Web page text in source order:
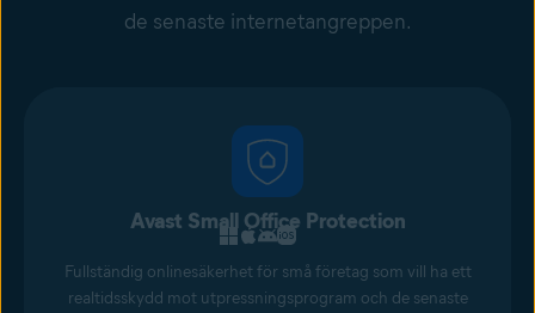
de senaste internetangreppen.
Avast Small Office Protection
Fullständig onlinesäkerhet för små företag som vill ha ett
realtidsskydd mot utpressningsprogram och de senaste